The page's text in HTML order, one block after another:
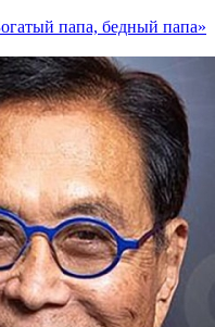
папа, бедный папа»